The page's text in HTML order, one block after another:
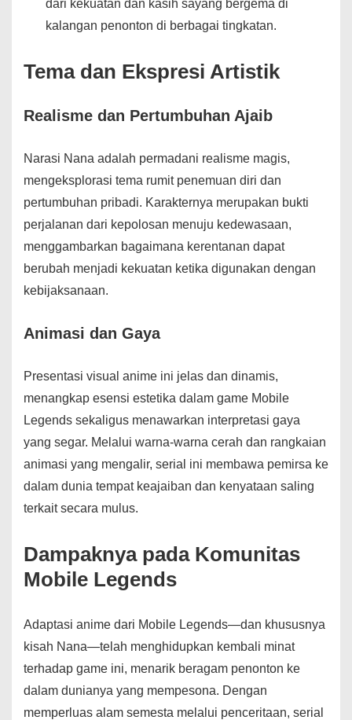
dari kekuatan dan kasih sayang bergema di
kalangan penonton di berbagai tingkatan.
Tema dan Ekspresi Artistik
Realisme dan Pertumbuhan Ajaib
Narasi Nana adalah permadani realisme magis,
mengeksplorasi tema rumit penemuan diri dan
pertumbuhan pribadi. Karakternya merupakan bukti
perjalanan dari kepolosan menuju kedewasaan,
menggambarkan bagaimana kerentanan dapat
berubah menjadi kekuatan ketika digunakan dengan
kebijaksanaan.
Animasi dan Gaya
Presentasi visual anime ini jelas dan dinamis,
menangkap esensi estetika dalam game Mobile
Legends sekaligus menawarkan interpretasi gaya
yang segar. Melalui warna-warna cerah dan rangkaian
animasi yang mengalir, serial ini membawa pemirsa ke
dalam dunia tempat keajaiban dan kenyataan saling
terkait secara mulus.
Dampaknya pada Komunitas
Mobile Legends
Adaptasi anime dari Mobile Legends—dan khususnya
kisah Nana—telah menghidupkan kembali minat
terhadap game ini, menarik beragam penonton ke
dalam dunianya yang mempesona. Dengan
memperluas alam semesta melalui penceritaan, serial